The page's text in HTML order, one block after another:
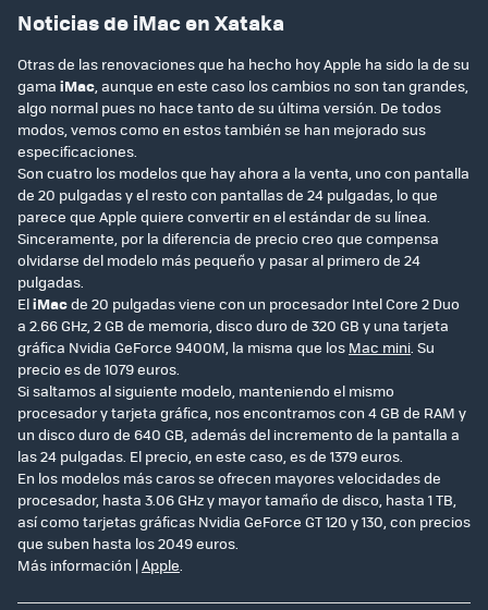
Noticias de iMac en Xataka
Otras de las renovaciones que ha hecho hoy Apple ha sido la de su
gama iMac, aunque en este caso los cambios no son tan grandes,
algo normal pues no hace tanto de su última versión. De todos
modos, vemos como en estos también se han mejorado sus
especificaciones.
Son cuatro los modelos que hay ahora a la venta, uno con pantalla
de 20 pulgadas y el resto con pantallas de 24 pulgadas, lo que
parece que Apple quiere convertir en el estándar de su línea.
Sinceramente, por la diferencia de precio creo que compensa
olvidarse del modelo más pequeño y pasar al primero de 24
pulgadas.
EliMacde 20 pulgadas viene con un procesador Intel Core 2 Duo
a 2.66 GHz, 2 GB de memoria, disco duro de 320 GB y una tarjeta
gráfica Nvidia GeForce 9400M, la misma que los Mac mini. Su
precio es de 1079 euros.
Si saltamos al siguiente modelo, manteniendo el mismo
procesador y tarjeta gráfica, nos encontramos con 4 GB de RAM y
un disco duro de 640 GB, además del incremento de la pantalla a
las 24 pulgadas. El precio, en este caso, es de 1379 euros.
En los modelos más caros se ofrecen mayores velocidades de
procesador, hasta 3.06 GHz y mayor tamaño de disco, hasta 1 TB,
así como tarjetas gráficas Nvidia GeForce GT 120 y 130, con precios
que suben hasta los 2049 euros.
Más información |Apple.